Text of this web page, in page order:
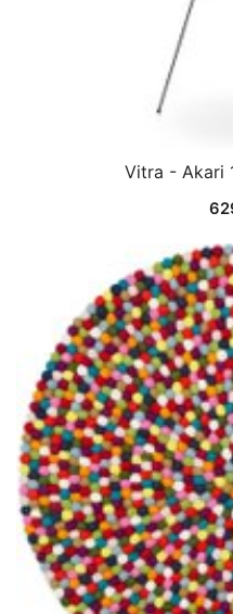
Vitra - Akari